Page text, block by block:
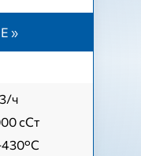
»
ч
сСт